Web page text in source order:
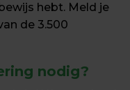
hebt. Meld je
de 3.500
nodig?